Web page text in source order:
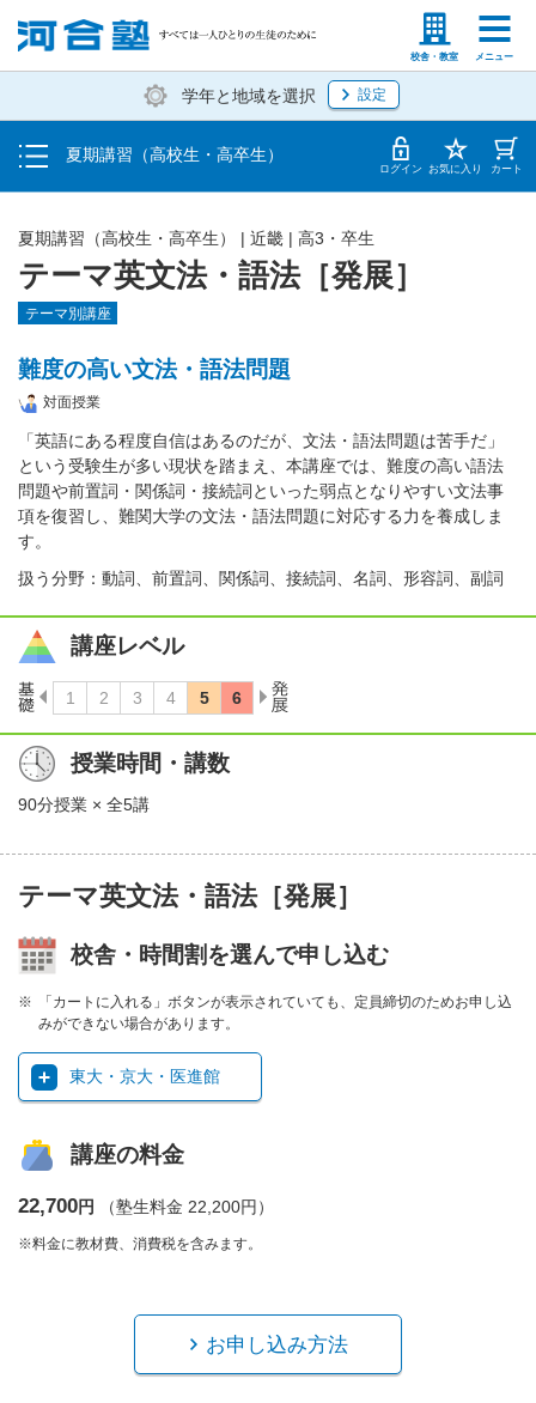
校舎・教室 メニュー
塾生の方 高等学校の先生
学年と地域を選択 設定
夏期講習（高校生・高卒生）
受講料・お申し込み方法
受講開始までの流れ
校舎・教室一覧 ログイン お気に入り カート
テーマ英文法・語法［発展］
夏期講習（高校生・高卒生） | 近畿 | 高3・卒生
テーマ別講座
難度の高い文法・語法問題
対面授業
「英語にある程度自信はあるのだが、文法・語法問題は苦手だ」
という受験生が多い現状を踏まえ、本講座では、難度の高い語法
問題や前置詞・関係詞・接続詞といった弱点となりやすい文法事
項を復習し、難関大学の文法・語法問題に対応する力を養成しま
す。
扱う分野：動詞、前置詞、関係詞、接続詞、名詞、形容詞、副詞
講座レベル
授業時間・講数
90分授業 × 全5講
テーマ英文法・語法［発展］
校舎・時間割を選んで申し込む
「カートに入れる」ボタンが表示されていても、定員締切のためお申し込
みができない場合があります。
東大・京大・医進館
講座の料金
22,700円 （塾生料金 22,200円）
※料金に教材費、消費税を含みます。
お申し込み方法